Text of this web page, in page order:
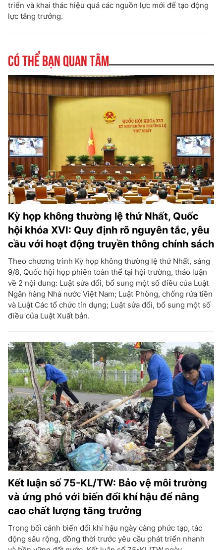
triển và khai thác hiệu quả các nguồn lực mới để tạo động
lực tăng trưởng.
Có thể bạn quan tâm
Kỳ họp không thường lệ thứ Nhất, Quốc
hội khóa XVI: Quy định rõ nguyên tắc, yêu
cầu với hoạt động truyền thông chính sách
Theo chương trình Kỳ họp không thường lệ thứ Nhất, sáng
9/8, Quốc hội họp phiên toàn thể tại hội trường, thảo luận
về 2 nội dung: Luật sửa đổi, bổ sung một số điều của Luật
Ngân hàng Nhà nước Việt Nam; Luật Phòng, chống rửa tiền
và Luật Các tổ chức tín dụng; Luật sửa đổi, bổ sung một số
điều của Luật Xuất bản.
Kết luận số 75-KL/TW: Bảo vệ môi trường
và ứng phó với biến đổi khí hậu để nâng
cao chất lượng tăng trưởng
Trong bối cảnh biến đổi khí hậu ngày càng phức tạp, tác
động sâu rộng, đồng thời trước yêu cầu phát triển nhanh